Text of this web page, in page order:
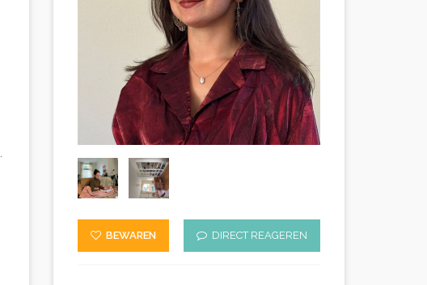
BEWAREN DIRECT REAGEREN